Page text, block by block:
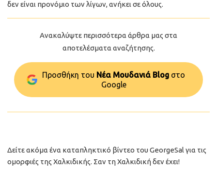
δεν είναι προνόμιο των λίγων, ανήκει σε όλους.
Ανακαλύψτε περισσότερα άρθρα μας στα
αποτελέσματα αναζήτησης.
Προσθήκη του Νέα Μουδανιά Blog στo
Google
Δείτε ακόμα ένα καταπληκτικό βίντεο του GeorgeSal για τις
ομορφιές της Χαλκιδικής. Σαν τη Χαλκιδική δεν έχει!